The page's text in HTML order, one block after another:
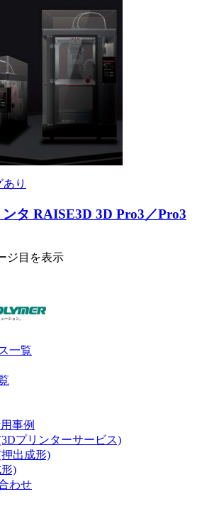
タ RAISE3D 3D Pro3／Pro3
ジ目を表示
一覧
事例
プリンターサービス)
出成形)
)
わせ